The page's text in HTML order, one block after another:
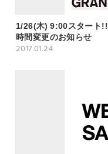
1/26(木) 9:00スタート
時間変更のお知らせ
2017.01.24